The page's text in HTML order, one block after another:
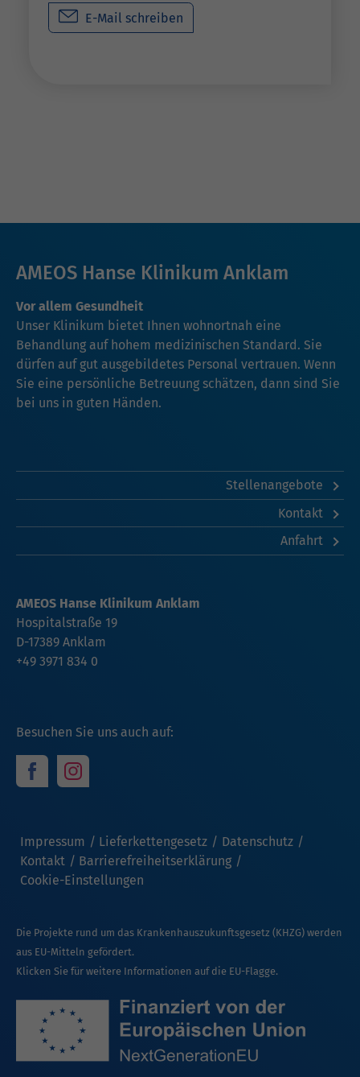
E-Mail schreiben
AMEOS Hanse Klinikum Anklam
Vor allem Gesundheit
Unser Klinikum bietet Ihnen wohnortnah eine
Behandlung auf hohem medizinischen Standard. Sie
dürfen auf gut ausgebildetes Personal vertrauen. Wenn
Sie eine persönliche Betreuung schätzen, dann sind Sie
bei uns in guten Händen.
Stellenangebote
Kontakt
Anfahrt
Besuchen Sie uns auch auf:
Impressum Lieferkettengesetz
Datenschutz
Kontakt
Barrierefreiheitserklärung
Cookie-Einstellungen
AMEOS Hanse Klinikum Anklam
Hospitalstraße 19
D-17389 Anklam
+49 3971 834 0
Die Projekte rund um das Krankenhauszukunftsgesetz (KHZG) werden
aus EU-Mitteln gefördert.
Klicken Sie für weitere Informationen auf die EU-Flagge.